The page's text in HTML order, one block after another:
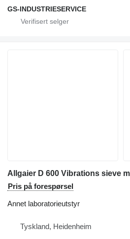
GS-INDUSTRIESERVICE
Allgaier D 600 Vibrations sieve
Pris på forespørsel
Annet laboratorieutstyr
Tyskland, Heidenheim